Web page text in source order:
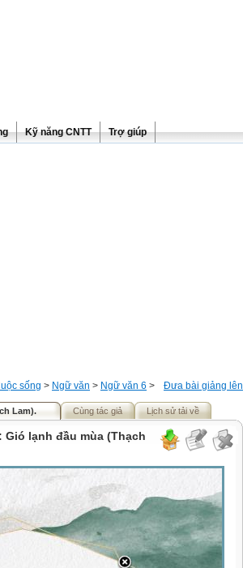
Kỹ năng CNTT Trợ giúp
Đưa bài giảng lên
sống > Ngữ văn > Ngữ văn 6 >
Lam). Cùng tác giả Lịch sử tải về
lạnh đầu mùa (Thạch